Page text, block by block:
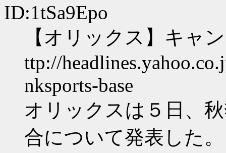
ID:1tSa9Epo
【オリックス】キャ
ttp://
nksports-base
オリックスは５日、
合について発表した。